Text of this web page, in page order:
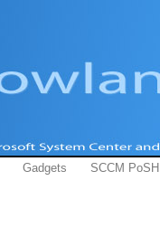
Gadgets SCCM PoSH